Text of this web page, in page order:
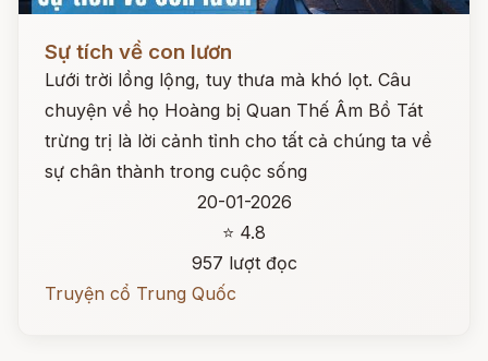
Sự tích về con lươn
Lưới trời lồng lộng, tuy thưa mà khó lọt. Câu
chuyện về họ Hoàng bị Quan Thế Âm Bồ Tát
trừng trị là lời cảnh tỉnh cho tất cả chúng ta về
sự chân thành trong cuộc sống
20-01-2026
⭐ 4.8
957 lượt đọc
Truyện cổ Trung Quốc